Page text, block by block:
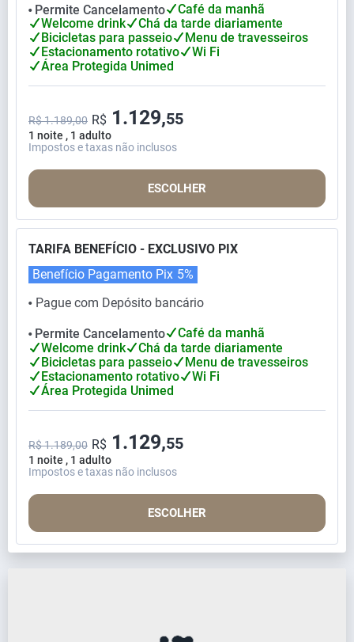
⬤ Permite Cancelamento
Café da manhã
Welcome drink
Chá da tarde diariamente
Bicicletas para passeio
Menu de travesseiros
Estacionamento rotativo
Wi Fi
Área Protegida Unimed
1 noite , 1 adulto
R$ 1.189,00 R$ 1.129,55
Impostos e taxas não inclusos
ESCOLHER
TARIFA BENEFÍCIO - EXCLUSIVO PIX
⬤ Pague com Depósito bancário
Benefício Pagamento Pix 5%
⬤ Permite Cancelamento
Café da manhã
Welcome drink
Chá da tarde diariamente
Bicicletas para passeio
Menu de travesseiros
Estacionamento rotativo
Wi Fi
Área Protegida Unimed
1 noite , 1 adulto
R$ 1.189,00 R$ 1.129,55
Impostos e taxas não inclusos
ESCOLHER